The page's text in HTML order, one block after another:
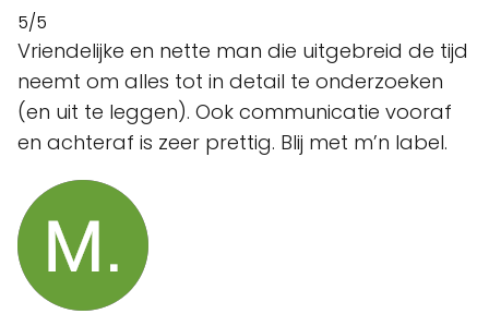
5/5
Vriendelijke en nette man die uitgebreid de tijd
neemt om alles tot in detail te onderzoeken
(en uit te leggen). Ook communicatie vooraf
en achteraf is zeer prettig. Blij met m’n label.